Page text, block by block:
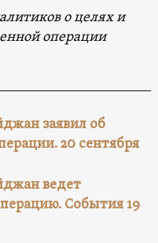
о целях и
операции
заявил об
20 сентября
ведет
События 19